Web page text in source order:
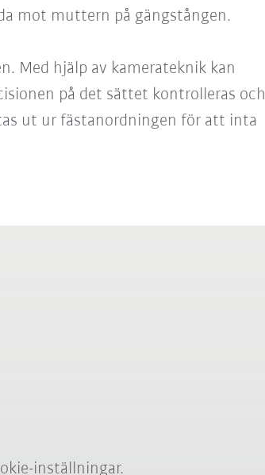
mot muttern på gängstången.
Med hjälp av kamerateknik kan
på det sättet kontrolleras och
ut ur fästanordningen för att inta
inställningar.